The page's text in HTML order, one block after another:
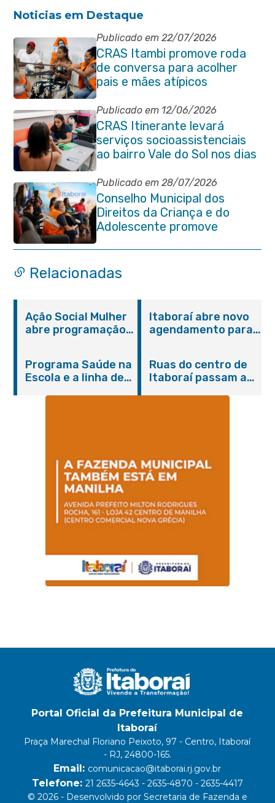
Noticias em Destaque
Publicado em 22/07/2026
CRAS Itambi promove roda
de conversa para acolher
pais e mães atípicos
Publicado em 12/06/2026
CRAS Itinerante levará
serviços socioassistenciais
ao bairro Vale do Sol nos dias
15 e 16 de junho e Vila
Gabriela 18 de junho
Publicado em 28/07/2026
Conselho Municipal dos
Direitos da Criança e do
Adolescente promove
reunião de alinhamento com
órgãos públicos
Relacionadas
Ação Social Mulher
abre programação
serviços gratuitos e
orientações
Itaboraí abre novo
agendamento para
Programa Saúde na
Escola e a linha de
Magalhães Seabra
Ruas do centro de
Itaboraí passam a
Portal Oficial da Prefeitura Municipal de
Itaboraí
Praça Marechal Floriano Peixoto, 97 - Centro, Itaboraí
- RJ, 24800-165.
Email: comunicacao@itaborai.rj.gov.br
Telefone: 21 2635-4643 - 2635-4870 - 2635-4417
© 2026 - Desenvolvido por Secretaria de Fazenda e